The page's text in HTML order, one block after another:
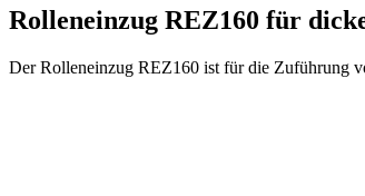
Rolleneinzug REZ160 für
Der Rolleneinzug REZ160 ist für die Zuführung